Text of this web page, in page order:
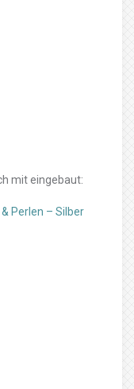
mit eingebaut:
Perlen – Silber